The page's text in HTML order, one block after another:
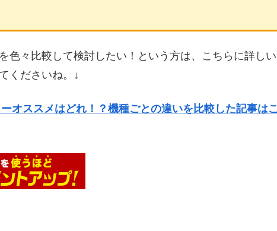
色々比較して検討したい！という方は、こちらに詳しい
くださいね。↓
オススメはどれ！？機種ごとの違いを比較した記事はこ